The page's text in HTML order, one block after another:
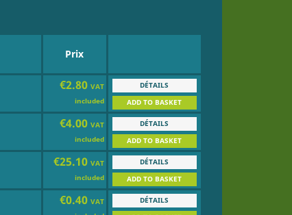
Prix
€2.80 VAT
included
DÉTAILS
ADD TO BASKET
€4.00 VAT
included
DÉTAILS
ADD TO BASKET
€25.10 VAT
included
DÉTAILS
ADD TO BASKET
€0.40 VAT
DÉTAILS